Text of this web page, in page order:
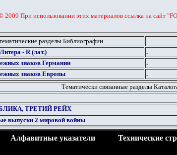
2009 При использовании этих материалов ссылка на сайт
разделы Библиографии
Литера - R (лат.)
.
знаков Германии
.
знаков Европы
.
Тематически связанные разделы
ТРЕТИЙ РЕЙХ
выпуски 2 мировой войны
Алфавитные указатели Технические